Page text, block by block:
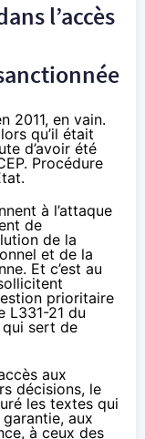
l’accès
2011, en vain.
qu’il était
d’avoir été
Procédure
à l’attaque
de
de la
et de la
Et c’est au
prioritaire
L331-21 du
qui sert de
aux
décisions, le
les textes qui
aux
, à ceux des